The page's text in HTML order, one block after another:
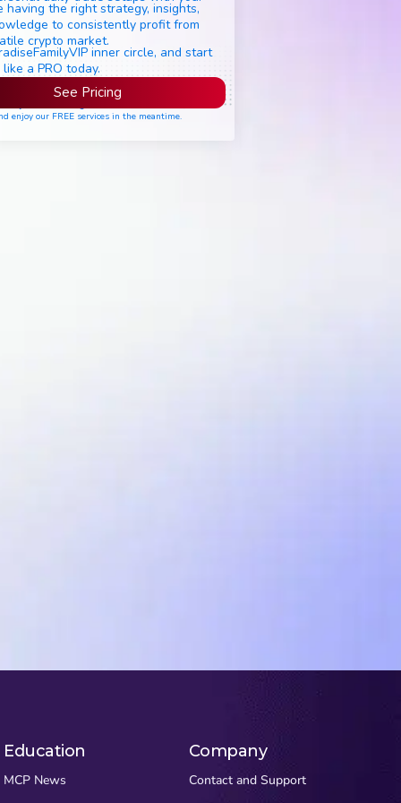
having the right strategy, insights,
to consistently profit from
crypto market.
inner circle, and start
a PRO today.
See Pricing
enjoy our FREE services in the meantime.
Education
MCP News
Company
Contact and Support